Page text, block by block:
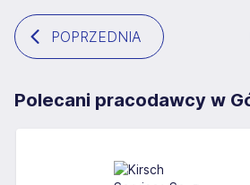
POPRZEDNIA
Polecani pracodawcy w